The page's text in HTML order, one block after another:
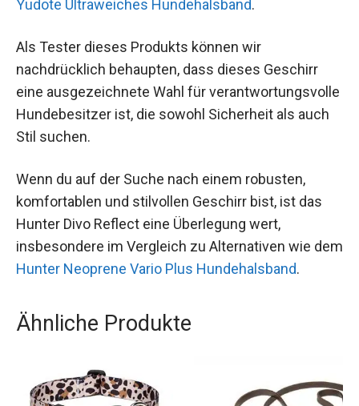
Yudote Ultraweiches Hundehalsband.
Als Tester dieses Produkts können wir
nachdrücklich behaupten, dass dieses Geschirr
eine ausgezeichnete Wahl für verantwortungsvolle
Hundebesitzer ist, die sowohl Sicherheit als auch
Stil suchen.
Wenn du auf der Suche nach einem robusten,
komfortablen und stilvollen Geschirr bist, ist das
Hunter Divo Reflect eine Überlegung wert,
insbesondere im Vergleich zu Alternativen wie dem
Hunter Neoprene Vario Plus Hundehalsband.
Ähnliche Produkte